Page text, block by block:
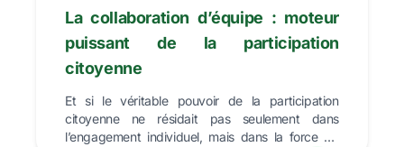
La collaboration d’équipe : moteur
puissant de la participation
citoyenne
Et si le véritable pouvoir de la participation
citoyenne ne résidait pas seulement dans
l’engagement individuel, mais dans la force du